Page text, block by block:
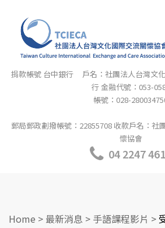
捐款帳號 台中銀行 戶名：社團法人台灣文
行 金融代號：053-
帳號：028-
郵局郵政劃撥帳號：22855708 收款戶名：社
懷協會
04 2247
Home > 最新消息 > 手語課程影片 >